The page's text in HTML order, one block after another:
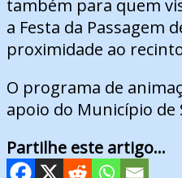
também para quem
a Festa da Passagem
proximidade ao
O programa de
apoio do Município de
Partilhe este artigo...